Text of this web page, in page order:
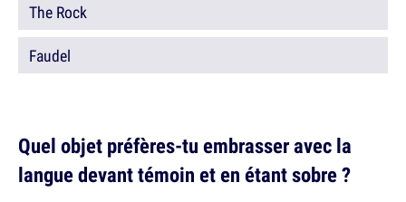
The Rock
Faudel
Quel objet préfères-tu embrasser avec la
langue devant témoin et en étant sobre ?